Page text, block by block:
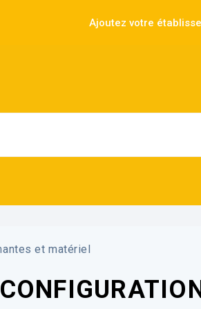
Ajoutez votre
et matériel